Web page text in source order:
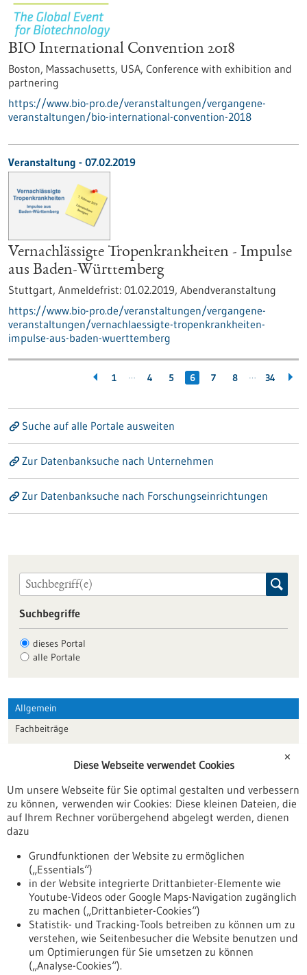
BIO International Convention 2018
Boston, Massachusetts, USA, Conference with exhibition and
partnering
https://www.bio-pro.de/veranstaltungen/vergangene-
veranstaltungen/bio-international-convention-2018
Veranstaltung - 07.02.2019
Vernachlässigte Tropenkrankheiten - Impulse
aus Baden-Württemberg
Stuttgart, Anmeldefrist: 01.02.2019, Abendveranstaltung
https://www.bio-pro.de/veranstaltungen/vergangene-
veranstaltungen/vernachlaessigte-tropenkrankheiten-
impulse-aus-baden-wuerttemberg
1 … 4 5 6 7 8 … 34
Suche auf alle Portale ausweiten
Zur Datenbanksuche nach Unternehmen
Zur Datenbanksuche nach Forschungseinrichtungen
Suchbegriffe
dieses Portal
alle Portale
Allgemein
Fachbeiträge
Veranstaltungen
Erscheinungsdatum
Nach oben
✕
Diese Webseite verwendet Cookies
Um unsere Webseite für Sie optimal gestalten und verbessern
zu können, verwenden wir Cookies: Diese kleinen Dateien, die
auf Ihrem Rechner vorübergehend abgelegt werden, dienen
dazu
Grundfunktionen der Website zu ermöglichen
(„Essentials“)
in der Website integrierte Drittanbieter-Elemente wie
Youtube-Videos oder Google Maps-Navigation zugänglich
zu machen („Drittanbieter-Cookies“)
Statistik- und Tracking-Tools betreiben zu können um zu
verstehen, wie Seitenbesucher die Website benutzen und
um Optimierungen für Sie umsetzen zu können
(„Analyse-Cookies“).